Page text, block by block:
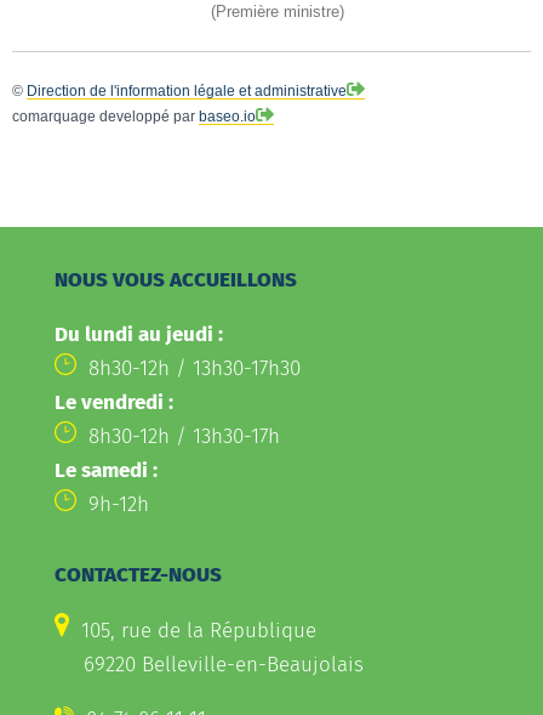
(Première ministre)
© Direction de l'information légale et administrative
comarquage developpé par baseo.io
NOUS VOUS ACCUEILLONS
Du lundi au jeudi :
8h30-12h / 13h30-17h30
Le vendredi :
8h30-12h / 13h30-17h
Le samedi :
9h-12h
CONTACTEZ-NOUS
105, rue de la République
69220 Belleville-en-Beaujolais